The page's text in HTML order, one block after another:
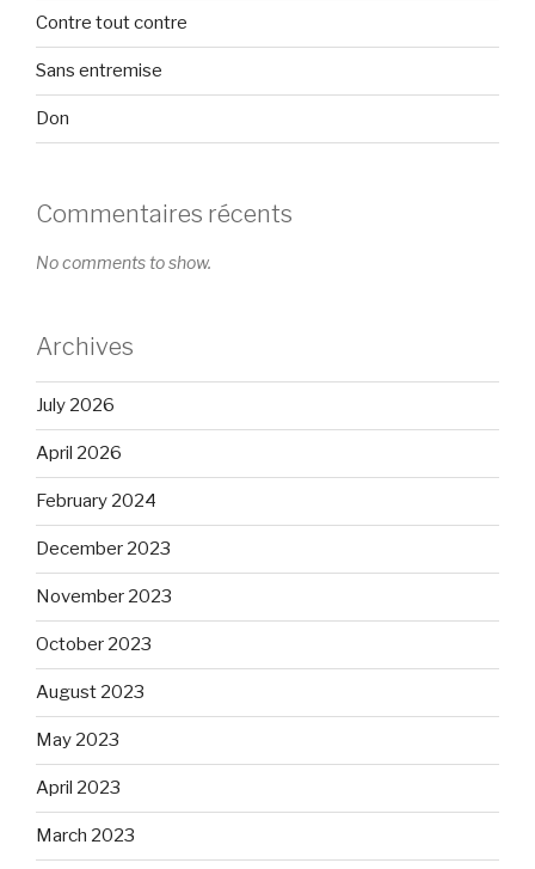
Contre tout contre
Sans entremise
Don
Commentaires récents
No comments to show.
Archives
July 2026
April 2026
February 2024
December 2023
November 2023
October 2023
August 2023
May 2023
April 2023
March 2023